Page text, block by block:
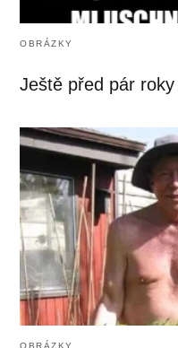
OBRÁZKY
Ještě před pár
OBRÁZKY